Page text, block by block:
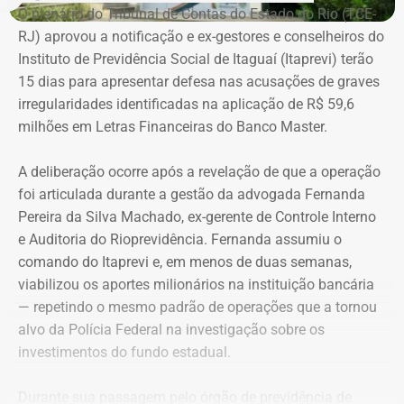
Melim Corretora de Seguros Ltda., empresa que atua no
setor de seguros e planos de saúde.
Declaração de bens de Alex Melim em 2026 — Foto:
Reprodução/Divulgacand
O plenário do Tribunal de Contas do Estado do Rio (TCE-
RJ) aprovou a notificação e ex-gestores e conselheiros do
Instituto de Previdência Social de Itaguaí (Itaprevi) terão
15 dias para apresentar defesa nas acusações de graves
irregularidades identificadas na aplicação de R$ 59,6
milhões em Letras Financeiras do Banco Master.
A deliberação ocorre após a revelação de que a operação
foi articulada durante a gestão da advogada Fernanda
Pereira da Silva Machado, ex-gerente de Controle Interno
e Auditoria do Rioprevidência. Fernanda assumiu o
comando do Itaprevi e, em menos de duas semanas,
viabilizou os aportes milionários na instituição bancária
— repetindo o mesmo padrão de operações que a tornou
alvo da Polícia Federal na investigação sobre os
investimentos do fundo estadual.